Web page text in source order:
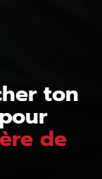
ton
de